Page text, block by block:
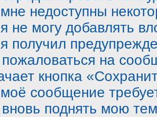
недоступны
не могу добавлять
получил
на
кнопка
сообщение
поднять мою